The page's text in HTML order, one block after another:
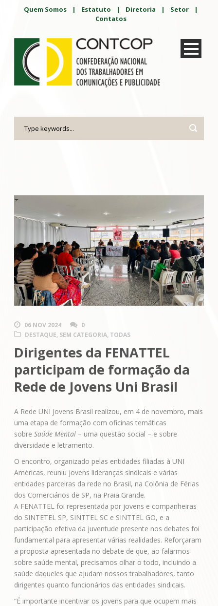
Quem Somos | Estatuto | Diretoria | Setor
|
Contatos
06 NOV 2024
0
DESTAQUE, SEM CATEGORIA, TODAS
Dirigentes da FENATTEL
participam de formação da
Rede de Jovens Uni Brasil
A Rede UNI Jovens Brasil realizou, em 4 de novembro, mais
uma etapa de formação com oficinas temáticas
sobre Saúde Mental – uma questão social – e sobre
diversidade e letramento.
O encontro, organizado pelas entidades filiadas à UNI
Américas, reuniu jovens lideranças sindicais e várias
entidades parceiras da rede no Brasil, na Colônia de Férias
dos Comerciários de SP, na Praia Grande.
A FENATTEL foi representada por jovens e companheiras
do SINTETEL SP, SINTTEL SC e SINTTEL GO, e a
participação efetiva da juventude presente nos debates foi
fundamental para apresentar várias realidades. Reforçaram
a proposta apresentada no debate de que, ao falarmos
sobre saúde mental, precisamos olhar o todo, incluindo a
saúde daqueles que ajudam nossos trabalhadores, tanto
dirigentes quanto funcionários das entidades sindicais.
“É importante incentivar os jovens para que ocupem mais